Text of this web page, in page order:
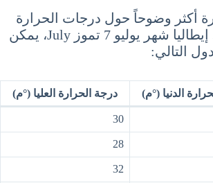
أكثر وضوحاً حول درجات الحرارة
خلال السياحة في إيطاليا شهر يوليو 7 تموز July، يمكن
التالي:
الدنيا (°م) درجة الحرارة العليا (°م)
30
28
32